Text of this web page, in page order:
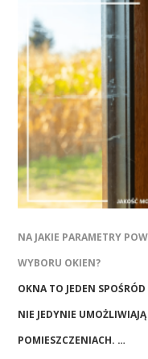
NA JAKIE PARAMETRY
WYBORU OKIEN?
OKNA TO JEDEN
NIE JEDYNIE
POMIESZCZENIACH. …